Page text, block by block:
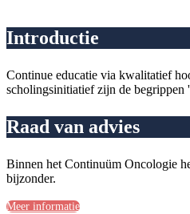
Introductie
Continue educatie via kwalitatief
scholingsinitiatief zijn de begrippen
Raad van advies
Binnen het Continuüm Oncologie
bijzonder.
Meer informatie